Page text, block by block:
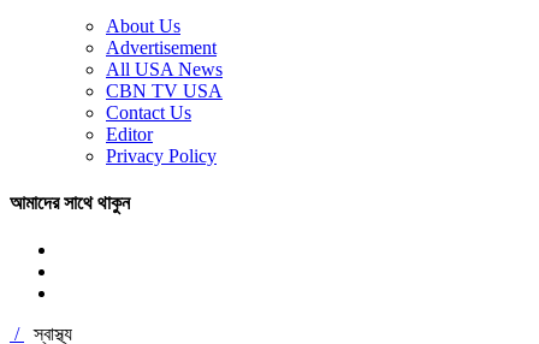
About Us
Advertisement
All USA News
CBN TV USA
Contact Us
Editor
Privacy Policy
আমাদের সাথে থাকুন
/ স্বাস্থ্য